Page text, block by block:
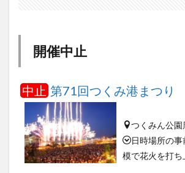
開催中止
中止 第71回つくみ港まつり
つくみん公園
日時場所の
模で花火を打ち